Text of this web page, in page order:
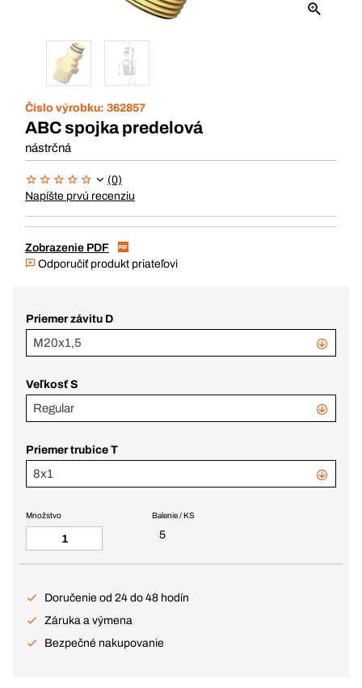
Číslo výrobku: 362857
ABC spojka predelová
nástrčná
(0)
Napíšte prvú recenziu
Zobrazenie PDF
Odporučiť produkt priateľovi
Priemer závitu D
M20x1,5
Veľkosť S
Regular
Priemer trubice T
8x1
Balenie / KS
5
Množstvo
Doručenie od 24 do 48 hodín
Záruka a výmena
Bezpečné nakupovanie